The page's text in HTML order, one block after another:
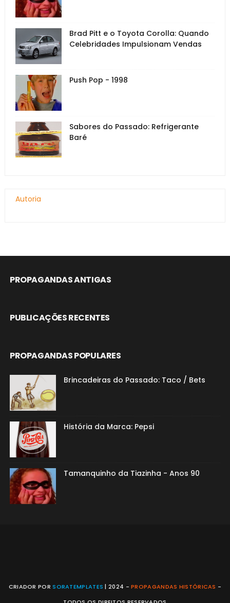
Brad Pitt e o Toyota Corolla: Quando
Celebridades Impulsionam Vendas
Push Pop - 1998
Sabores do Passado: Refrigerante
Baré
Autoria
PROPAGANDAS ANTIGAS
PUBLICAÇÕES RECENTES
PROPAGANDAS POPULARES
Brincadeiras do Passado: Taco / Bets
História da Marca: Pepsi
Tamanquinho da Tiazinha - Anos 90
CRIADOR PORSORATEMPLATES | 2024 -PROPAGANDAS HISTÓRICAS -